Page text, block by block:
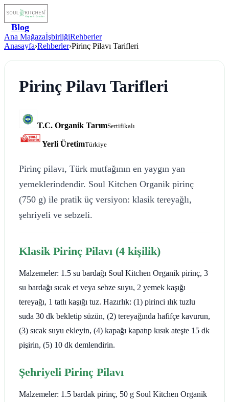
Blog
Ana MağazaİşbirliğiRehberler
Anasayfa›Rehberler›Pirinç Pilavı Tarifleri
Pirinç Pilavı Tarifleri
T.C. Organik TarımSertifikalı
Yerli ÜretimTürkiye
Pirinç pilavı, Türk mutfağının en yaygın yan
yemeklerindendir. Soul Kitchen Organik pirinç
(750 g) ile pratik üç versiyon: klasik tereyağlı,
şehriyeli ve sebzeli.
Klasik Pirinç Pilavı (4 kişilik)
Malzemeler: 1.5 su bardağı Soul Kitchen Organik pirinç, 3
su bardağı sıcak et veya sebze suyu, 2 yemek kaşığı
tereyağı, 1 tatlı kaşığı tuz. Hazırlık: (1) pirinci ılık tuzlu
suda 30 dk bekletip süzün, (2) tereyağında hafifçe kavurun,
(3) sıcak suyu ekleyin, (4) kapağı kapatıp kısık ateşte 15 dk
pişirin, (5) 10 dk demlendirin.
Şehriyeli Pirinç Pilavı
Malzemeler: 1.5 bardak pirinç, 50 g Soul Kitchen Organik